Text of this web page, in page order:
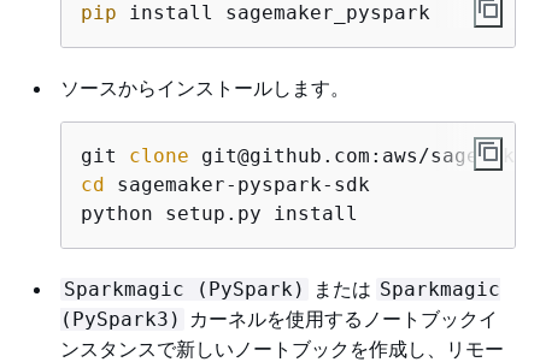
pip install sagemaker_pyspark
ソースからインストールします。
git clone
cd sagemaker-pyspark-sdk
python setup.py install
Sparkmagic (PySpark) または Sparkmagic
(PySpark3)
カーネルを使用するノートブックイ
ンスタンスで新しいノートブックを作成し、リモー